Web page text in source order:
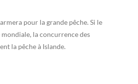
pour la grande pêche. Si le
la concurrence des
la pêche à Islande.